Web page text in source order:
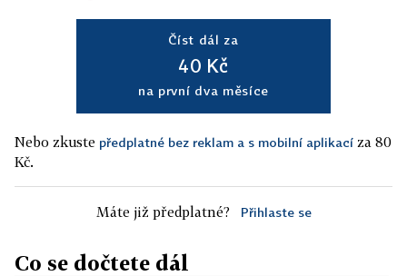
Číst dál za
40 Kč
na první dva měsíce
Nebo zkuste předplatné bez reklam a s mobilní aplikací za 80
Kč.
Máte již předplatné? Přihlaste se
Co se dočtete dál